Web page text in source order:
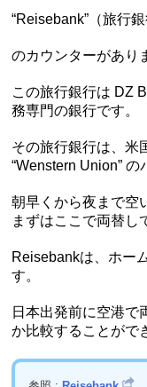
“Reisebank”（旅行銀
のカウンターがあり
この旅行銀行は DZ
務専門の銀行です。
その旅行銀行は、米
“Wenstern Union” の
朝早くから夜まで空
まずはここで両替し
Reisebankは、ホー
す。
日本出発前に空港で
か比較することがで